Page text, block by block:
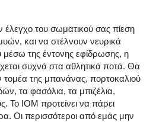
έλεγχο του σωματικού σας πίεση
και να στέλνουν νευρικά
μέσω της έντονης εφίδρωσης, η
συχνά στα αθλητικά ποτά. Θα
τομέα της μπανάνας, πορτοκαλιού
τα φασόλια, τα μπιζέλια,
Το ΙΟΜ προτείνει να πάρει
Οι περισσότεροι από εμάς μην